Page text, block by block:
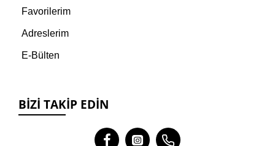
Favorilerim
Adreslerim
E-Bülten
BIZI TAKIP EDIN